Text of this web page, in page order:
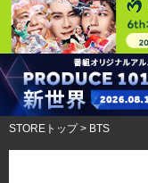
STOREトップ> BTS